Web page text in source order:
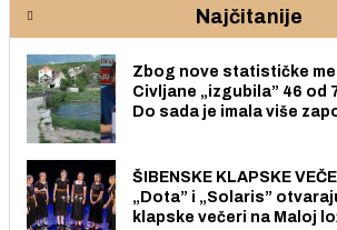
Najčitanije
Zbog nove statističke
Civljane „izgubila” 46 od
Do sada je imala više
ŠIBENSKE KLAPSKE
„Dota” i „Solaris”
klapske večeri na Maloj